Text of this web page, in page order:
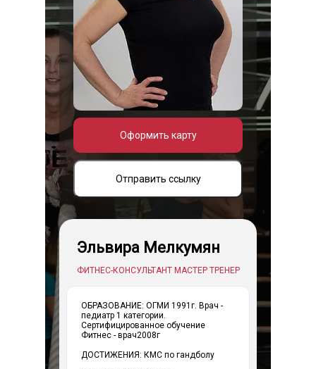
Оформить карту
Отправить ссылку
Эльвира Мелкумян
ФИТНЕС-КОНСУЛЬТАНТ МАСТЕР ТРЕНЕР
ОБРАЗОВАНИЕ: ОГМИ 1991г. Врач -
педиатр 1 категории.
Сертифицированное обучение
Фитнес - врач2008г
ДОСТИЖЕНИЯ: КМС по гандболу